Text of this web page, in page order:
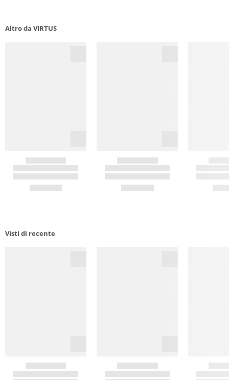
Altro da VIRTUS
Visti di recente